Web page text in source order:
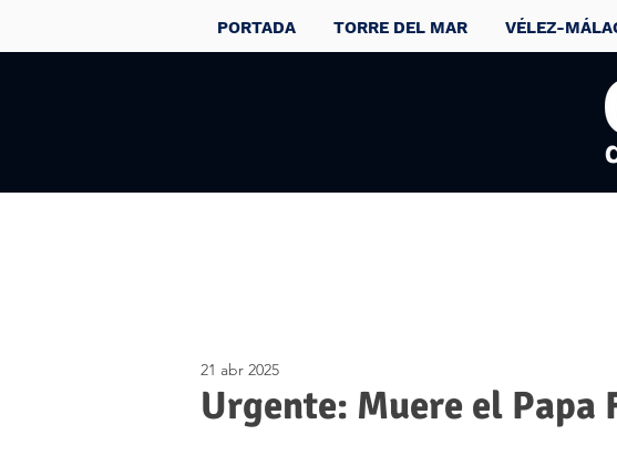
PORTADA TORRE DEL MAR VÉLEZ-
Urgente: Muere el Papa
21 abr 2025